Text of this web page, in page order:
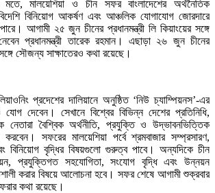
মতে, মালয়েশিয়া ও চীন সফর বাংলাদেশের অর্থনৈতিক
বিনিয়োগ আকর্ষণ এবং আঞ্চলিক যোগাযোগ জোরদারে
আগামী ২৫ জুন চীনের প্রধানমন্ত্রী লি কিয়াংয়ের সঙ্গে
প্রধানমন্ত্রী তারেক রহমান। এছাড়া ২৬ জুন চীনের
সঙ্গে সৌজন্য সাক্ষাতেরও কথা রয়েছে।
প্রদেশের দালিয়ানে অনুষ্ঠিত ‘নিউ চ্যাম্পিয়নস’-এর
যোগ দেবেন। সেখানে বিশ্বের বিভিন্ন দেশের প্রতিনিধি,
নেতারা বৈশ্বিক অর্থনীতি, প্রযুক্তি ও উদ্ভাবনভিত্তিক
করবেন। সফরের মালয়েশিয়া পর্বে শ্রমবাজার সম্প্রসারণ,
বিনিয়োগ বৃদ্ধির বিষয়গুলো গুরুত্ব পাবে। অন্যদিকে চীন
প্রযুক্তিগত সহযোগিতা, সংযোগ বৃদ্ধি এবং উন্নয়ন
করার বিষয়ে আলোচনা হবে। সফর শেষে আগামী শুক্রবার
কথা রয়েছে।